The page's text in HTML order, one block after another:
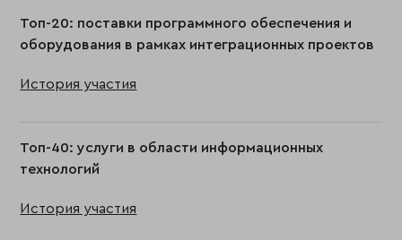
Топ-20: поставки программного обеспечения и
оборудования в рамках интеграционных проектов
История участия
Топ-40: услуги в области информационных
технологий
История участия